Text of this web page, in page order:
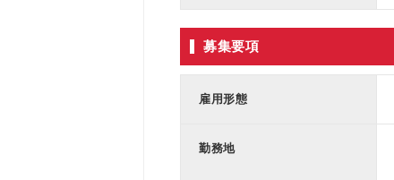
募集要項
雇用形態
勤務地